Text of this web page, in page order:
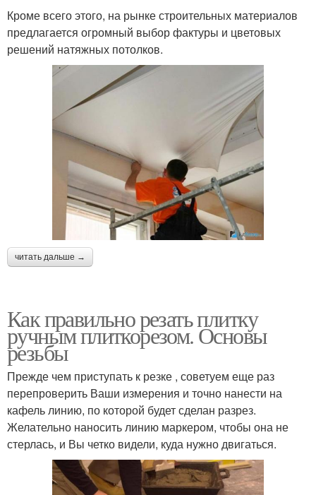
Кроме всего этого, на рынке строительных материалов
предлагается огромный выбор фактуры и цветовых
решений натяжных потолков.
читать дальше →
Как правильно резать плитку
ручным плиткорезом. Основы
резьбы
Прежде чем приступать к резке , советуем еще раз
перепроверить Ваши измерения и точно нанести на
кафель линию, по которой будет сделан разрез.
Желательно наносить линию маркером, чтобы она не
стерлась, и Вы четко видели, куда нужно двигаться.